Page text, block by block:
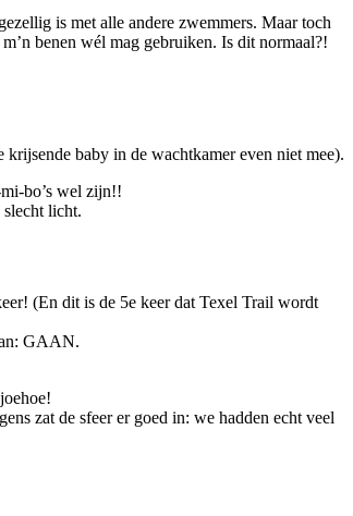
is met alle andere zwemmers. Maar toch
benen wél mag gebruiken. Is dit normaal?!
baby in de wachtkamer even niet mee).
bo’s wel zijn!!
licht.
(En dit is de 5e keer dat Texel Trail wordt
GAAN.
zat de sfeer er goed in: we hadden echt veel